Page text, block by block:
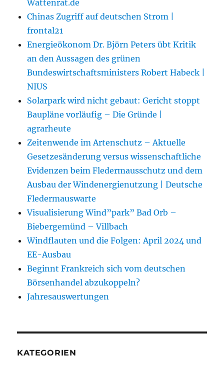
Wattenrat.de
Chinas Zugriff auf deutschen Strom |
frontal21
Energieökonom Dr. Björn Peters übt Kritik
an den Aussagen des grünen
Bundeswirtschaftsministers Robert Habeck |
NIUS
Solarpark wird nicht gebaut: Gericht stoppt
Baupläne vorläufig – Die Gründe |
agrarheute
Zeitenwende im Artenschutz – Aktuelle
Gesetzesänderung versus wissenschaftliche
Evidenzen beim Fledermausschutz und dem
Ausbau der Windenergienutzung | Deutsche
Fledermauswarte
Visualisierung Wind”park” Bad Orb –
Biebergemünd – Villbach
Windflauten und die Folgen: April 2024 und
EE-Ausbau
Beginnt Frankreich sich vom deutschen
Börsenhandel abzukoppeln?
Jahresauswertungen
KATEGORIEN